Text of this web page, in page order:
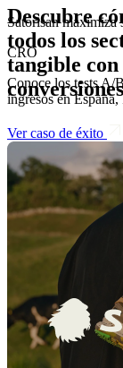
Descubre
todos los
tangible con
Satorisan maximiza
CRO
Conoce los tests A/
ingresos en
Ver caso de éxito